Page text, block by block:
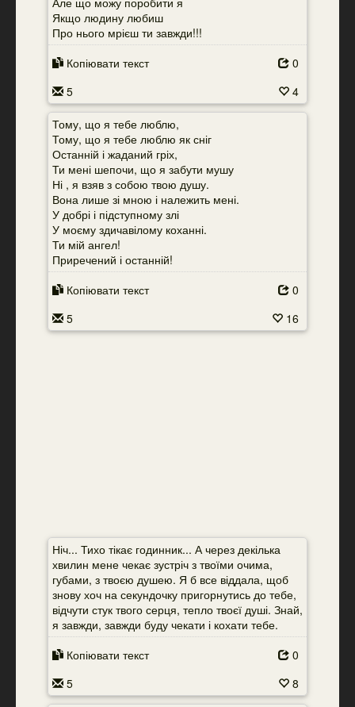
Якщо людину любиш
Про нього мрієш ти завжди!!!
Копіювати текст
0
5
4
Тому, що я тебе люблю,
Тому, що я тебе люблю як сніг
Останній і жаданий гріх,
Ти мені шепочи, що я забути мушу
Ні , я взяв з собою твою душу.
Вона лише зі мною і належить мені.
У добрі і підступному злі
У моєму здичавілому коханні.
Ти мій ангел!
Приречений і останній!
Копіювати текст
0
5
16
Ніч... Тихо тікає годинник... А через декілька
хвилин мене чекає зустріч з твоїми очима,
губами, з твоєю душею. Я б все віддала, щоб
знову хоч на секундочку пригорнутись до тебе,
відчути стук твого серця, тепло твоєї душі. Знай,
я завжди, завжди буду чекати і кохати тебе.
Копіювати текст
0
5
8